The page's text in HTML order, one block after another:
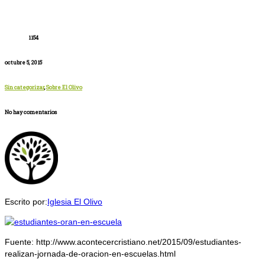
1154
octubre 5, 2015
Sin categorizar,Sobre El Olivo
No hay comentarios
Escrito por:Iglesia El Olivo
Fuente: http://www.acontecercristiano.net/2015/09/estudiantes-
realizan-jornada-de-oracion-en-escuelas.html